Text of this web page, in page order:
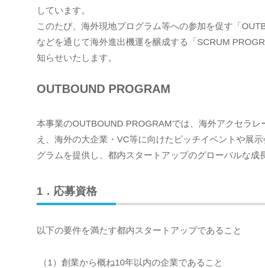
しています。
このたび、海外現地プログラム等への参加を促す「
などを通じて海外進出機運を醸成する「SCRUM
知らせいたします。
OUTBOUND PROGRAM
本事業のOUTBOUND PROGRAMでは、海外アクセラ
え、海外の大企業・VC等に向けたピッチイベントや展
グラムを提供し、都内スタートアップのグローバルな成
1．応募資格
以下の要件を満たす都内スタートアップであること
（1）創業から概ね10年以内の企業であること